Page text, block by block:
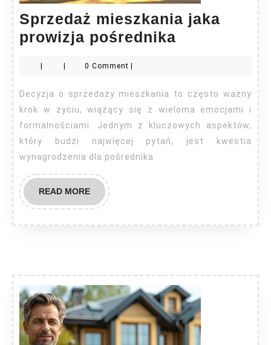
Sprzedaż mieszkania jaka
prowizja pośrednika
mieszkania
prowizja
pośrednika
| | 0 Comment |
Decyzja o sprzedaży mieszkania to często ważny
krok w życiu, wiążący się z wieloma emocjami i
formalnościami. Jednym z kluczowych aspektów,
który budzi najwięcej pytań, jest kwestia
wynagrodzenia dla pośrednika
READ MOREREAD
MORE